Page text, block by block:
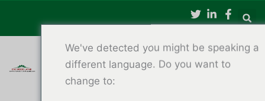
содержимому
We've detected you might be speaking a
different language. Do you want to
change to: